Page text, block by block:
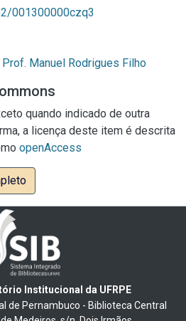
001300000czq3
Manuel Rodrigues Filho
quando indicado de outra
a licença deste item é descrita
openAccess
Institucional da UFRPE
de Pernambuco - Biblioteca Central